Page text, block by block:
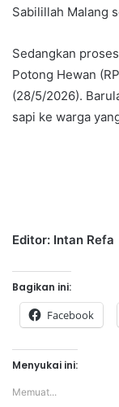
Sabilillah Malang
Sedangkan
Potong Hewan
(28/5/2026).
sapi ke warga
Editor: Intan Refa
Bagikan ini:
Facebook
Menyukai ini:
Memuat...